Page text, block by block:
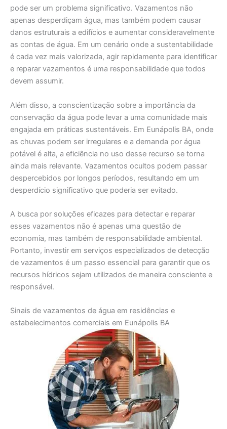
pode ser um problema significativo. Vazamentos não
apenas desperdiçam água, mas também podem causar
danos estruturais a edifícios e aumentar consideravelmente
as contas de água. Em um cenário onde a sustentabilidade
é cada vez mais valorizada, agir rapidamente para identificar
e reparar vazamentos é uma responsabilidade que todos
devem assumir.
Além disso, a conscientização sobre a importância da
conservação da água pode levar a uma comunidade mais
engajada em práticas sustentáveis. Em Eunápolis BA, onde
as chuvas podem ser irregulares e a demanda por água
potável é alta, a eficiência no uso desse recurso se torna
ainda mais relevante. Vazamentos ocultos podem passar
despercebidos por longos períodos, resultando em um
desperdício significativo que poderia ser evitado.
A busca por soluções eficazes para detectar e reparar
esses vazamentos não é apenas uma questão de
economia, mas também de responsabilidade ambiental.
Portanto, investir em serviços especializados de detecção
de vazamentos é um passo essencial para garantir que os
recursos hídricos sejam utilizados de maneira consciente e
responsável.
Sinais de vazamentos de água em residências e
estabelecimentos comerciais em Eunápolis BA